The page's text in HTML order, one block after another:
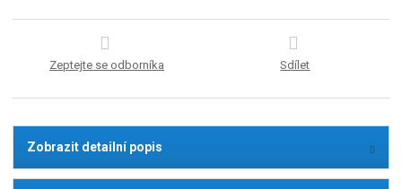
Zeptejte se odborníka Sdílet
Zobrazit detailní popis